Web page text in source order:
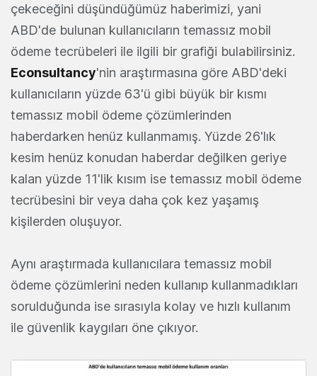
çekeceğini düşündüğümüz haberimizi, yani
ABD'de bulunan kullanıcıların temassız mobil
ödeme tecrübeleri ile ilgili bir grafiği bulabilirsiniz.
Econsultancy'nin araştırmasına göre ABD'deki
kullanıcıların yüzde 63'ü gibi büyük bir kısmı
temassız mobil ödeme çözümlerinden
haberdarken henüz kullanmamış. Yüzde 26'lık
kesim henüz konudan haberdar değilken geriye
kalan yüzde 11'lik kısım ise temassız mobil ödeme
tecrübesini bir veya daha çok kez yaşamış
kişilerden oluşuyor.
Aynı araştırmada kullanıcılara temassız mobil
ödeme çözümlerini neden kullanıp kullanmadıkları
sorulduğunda ise sırasıyla kolay ve hızlı kullanım
ile güvenlik kaygıları öne çıkıyor.